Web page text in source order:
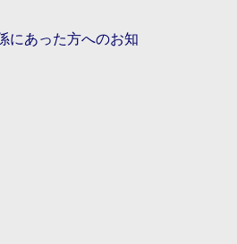
にあった方へのお知